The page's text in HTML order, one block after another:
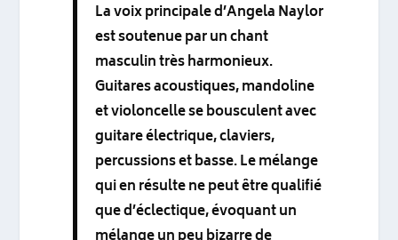
La voix principale d’Angela Naylor
est soutenue par un chant
masculin très harmonieux.
Guitares acoustiques, mandoline
et violoncelle se bousculent avec
guitare électrique, claviers,
percussions et basse. Le mélange
qui en résulte ne peut être qualifié
que d’éclectique, évoquant un